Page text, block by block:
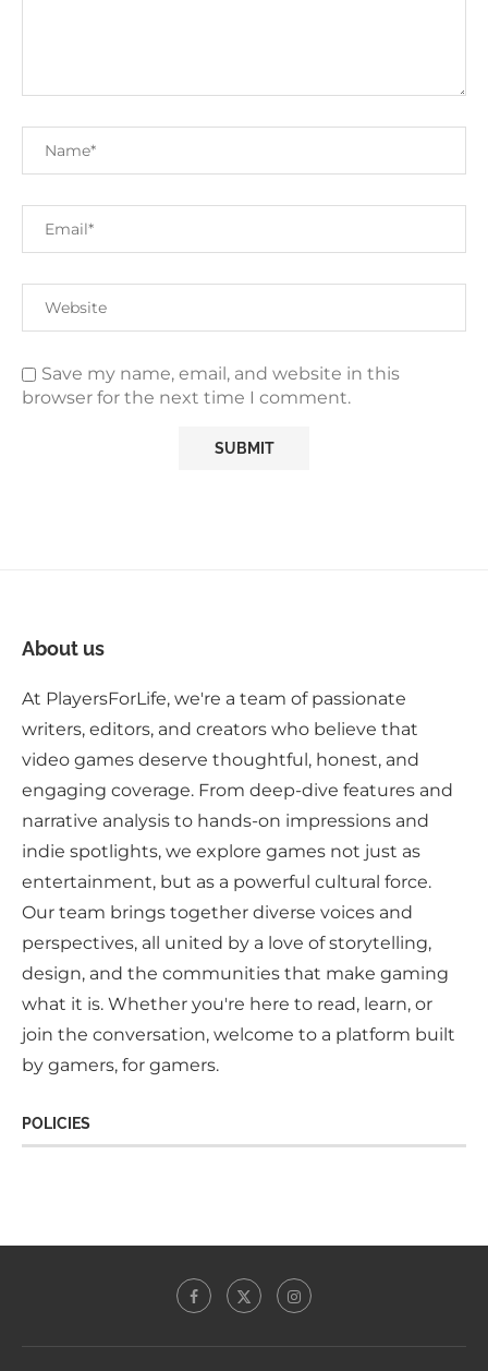
Save my name, email, and website in this
browser for the next time I comment.
About us
At PlayersForLife, we're a team of passionate
writers, editors, and creators who believe that
video games deserve thoughtful, honest, and
engaging coverage. From deep-dive features and
narrative analysis to hands-on impressions and
indie spotlights, we explore games not just as
entertainment, but as a powerful cultural force.
Our team brings together diverse voices and
perspectives, all united by a love of storytelling,
design, and the communities that make gaming
what it is. Whether you're here to read, learn, or
join the conversation, welcome to a platform built
by gamers, for gamers.
POLICIES